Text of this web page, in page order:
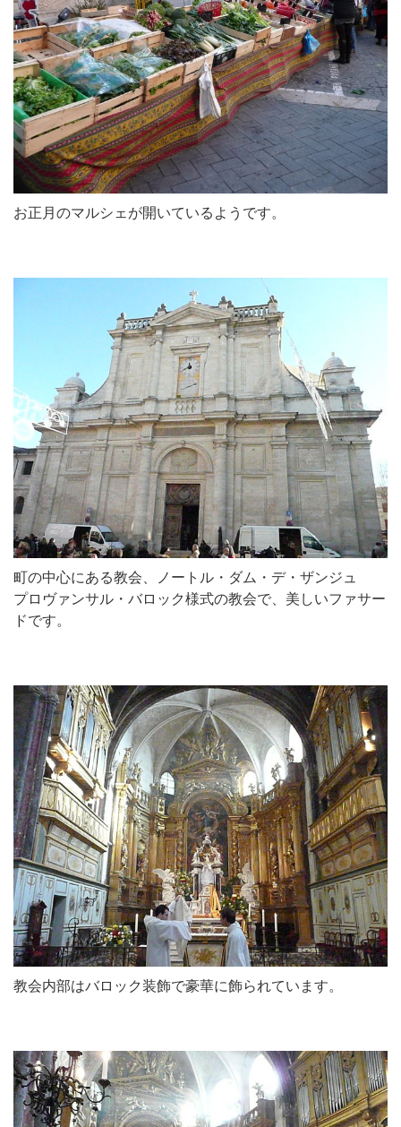
お正月のマルシェが開いているようです。
町の中心にある教会、ノートル・ダム・デ・ザンジュ
プロヴァンサル・バロック様式の教会で、美しいファサー
ドです。
教会内部はバロック装飾で豪華に飾られています。